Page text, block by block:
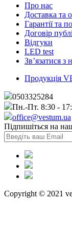
Про нас
Доставка та
Гарантії та
Договір
Вiдгуки
LED test
Зв’язатися з
Продукція
0503325284
Пн.-Пт. 8:30 -
office@vestum.ua
Підпишіться на
Copyright © 2021